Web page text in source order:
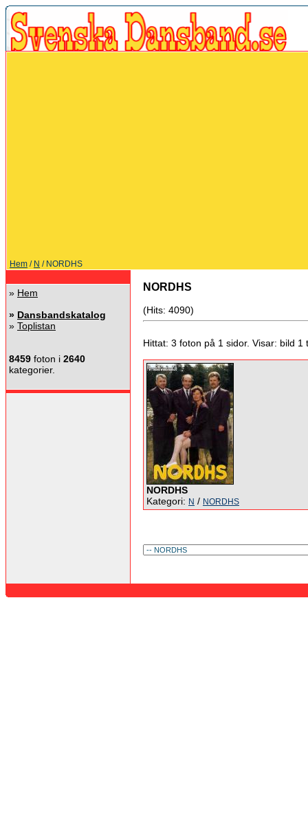
Hem / N / NORDHS
» Hem
» Dansbandskatalog
» Toplistan
8459 foton i 2640
kategorier.
NORDHS
(Hits: 4090)
Hittat: 3 foton på 1 sidor. Visar: bild 1
NORDHS
Kategori: N / NORDHS